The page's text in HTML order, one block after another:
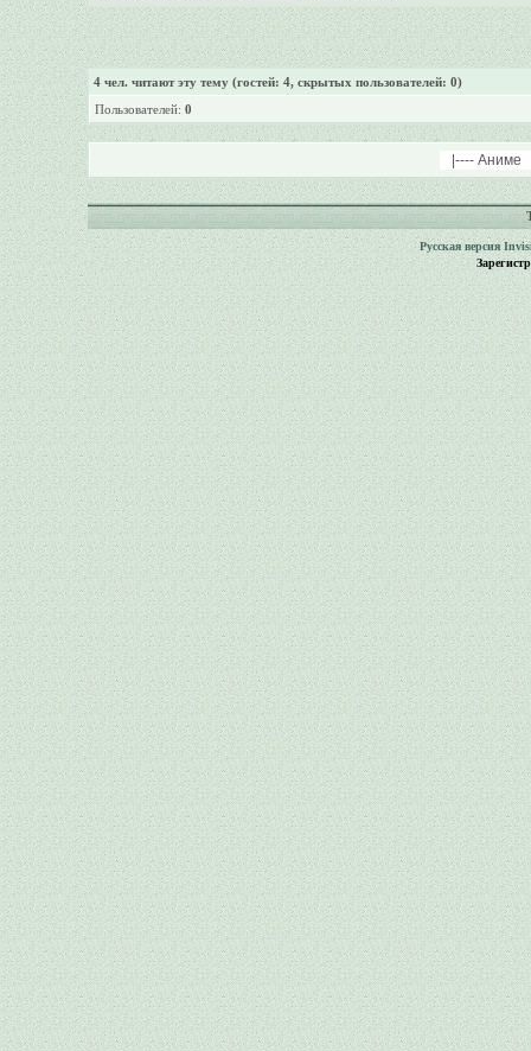
4чел. читают эту тему (гостей: 4, скрытых пользователей: 0)
Пользователей: 0
Русская версия